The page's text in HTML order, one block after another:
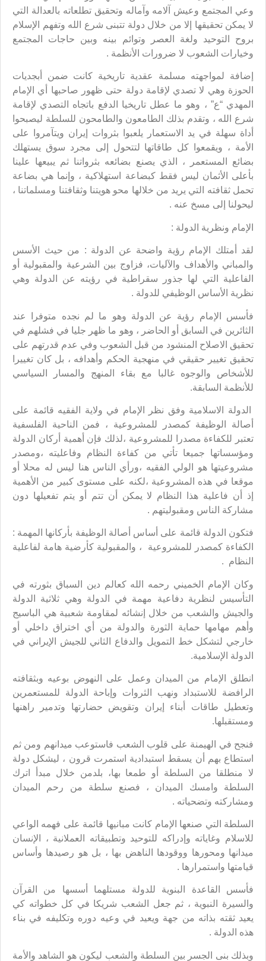
وعي المجتمع وعيش آلامه وآماله وتحقيق تطلعاته بالعدالة التي
لا يمكن تحقيقها إلا من خلال دولة تتبنى شرع الله وتفهم الإسلام
بروح التوحيد ولغة العصر وتوائم بينه وبين حاجات المجتمع
وخيارات الشعوب لا ضرورات الأنظمة .
إضافة لمواجهته مسلمة عقدية تاريخية كانت ضمن أبجديات
الحوزة وهي لا تصدي لإقامة دولة حتى ظهور صاحبها أي الإمام
المهدي “ع” ، وهو ما عطل تاريخيا الدفع باتجاه التصدي لإقامة
شرع الله ، وتقدم بذلك الطامعون والطامحون للسلطة ليصبحوا
أداة سهلة في يد الاستعمار يلعبوا بثروات إيران ويتآمروا على
الأمة ، ويقمعوا كل طاقاتها لتتحول إلى مجرد سوق يستهلك
بضائع المستعمر ، الذي يصنع بضائعه بثرواتنا ثم يبيعها علينا
بأعلى الأثمان ليس فقط كبضاعة استهلاكية ، وإنما هي بضاعة
تحمل ثقافته التي يريد من خلالها محو هويتنا وثقافتنا ومسلماتنا ،
ليحولنا إلى مسخ عنه .
الإمام ونظرية الدولة :
لقد أمتلك الإمام رؤية واضحة عن الدولة : من حيث الأسس
والمباني والأهداف والآليات، فزاوج بين الشرعية والمقبولية أو
الفاعلية التي لها جذور سقراطية في رؤيته عن الدولة وهي
نظرية الأساس الوظيفي للدولة .
فأسس الإمام رؤية عن الدولة وهو ما لم نجده متوفرا عند
الثائرين في السابق أو الحاضر ، وهو ما ظهر جليا في فشلهم في
تحقيق الاصلاح المنشود من قبل الشعوب وفي عدم قدرتهم على
تحقيق تغيير حقيقي في منهجية الحكم وأهدافه ، بل كان تغييرا
للأشخاص والوجوه غالبا مع بقاء المنهج والمسار السياسي
للأنظمة السابقة.
الدولة الاسلامية وفق نظر الإمام في ولاية الفقيه قائمة على
أصالة الوظيفة كمصدر للمشروعية ، فمن الناحية الفلسفية
تعتبر للكفاءة مصدرا للمشروعية ،لذلك فإن أهمية أركان الدولة
ومؤسساتها جميعا تأتي من كفاءة النظام وفاعليته ،ومصدر
مشروعيتها هو الولي الفقيه ،ورأي الناس هنا ليس له محلا أو
موقعا في هذه المشروعية ،لكنه على مستوى كبير من الأهمية
إذ أن فاعلية هذا النظام لا يمكن أن تتم أو يتم تفعيلها دون
مشاركة الناس ومقبوليتهم .
فتكون الدولة قائمة على أساس أصالة الوظيفة بأركانها المهمة :
الكفاءة كمصدر للمشروعية ، والمقبولية كأرضية هامة لفاعلية
النظام .
وكان الإمام الخميني رحمه الله كعالم دين السباق بثورته في
التأسيس لنظرية دفاعية مهمة في الدولة وهي ثلاثية الدولة
والجيش والشعب من خلال إنشائه لمقاومة شعبية هي الباسيج
وأهم مهامها حماية الثورة والدولة من أي اختراق داخلي أو
خارجي لتشكل خط التمويل والدفاع الثاني للجيش الإيراني في
الدولة الإسلامية.
انطلق الإمام من الميدان وعمل على النهوض بوعيه وبثقافته
الرافضة للاستبداد ونهب الثروات وإباحة الدولة للمستعمرين
وتعطيل طاقات أبناء إيران وتقويض حضارتها وتدمير راهنها
ومستقبلها.
فنجح في الهيمنة على قلوب الشعب فاستوعب ميدانهم ومن ثم
استطاع بهم أن يسقط استبدادية استمرت قرون ، ليشكل دولة
لا منطلقا من السلطة أو طمعا بها، بلدمن خلال مبدأ اترك
السلطة وامسك الميدان ، فصنع سلطة من رحم الميدان
ومشاركته وتضحياته .
السلطة التي صنعها الإمام كانت مبانيها قائمة على فهمه الواعي
للاسلام وغاياته وإدراكه للتوحيد وتطبيقاته العملانية ، الإنسان
ميدانها ومحورها ووقودها الناهض بها ، بل هو رصيدها وأساس
قيامتها واستمرارها .
فأسس القاعدة البنوية للدولة مستلهما أسسها من القرآن
والسيرة النبوية ، ثم جعل الشعب شريكا في كل خطواته كي
يعيد ثقته بذاته من جهة ويعيد في وعيه دوره وتكليفه في بناء
هذه الدولة .
وبذلك بنى الجسر بين السلطة والشعب ليكون هو الشاهد والأمة